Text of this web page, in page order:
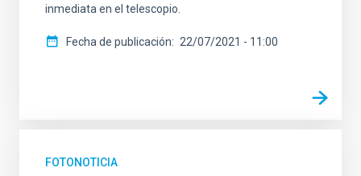
inmediata en el telescopio.
Fecha de publicación 22/07/2021 - 11:00
FOTONOTICIA